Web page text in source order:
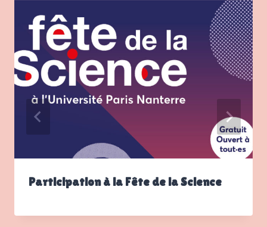
Participation à la Fête de la Science